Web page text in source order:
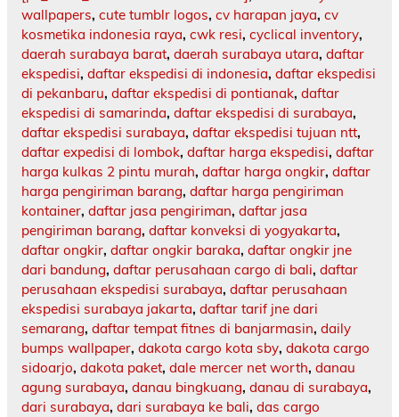
wallpapers, cute tumblr logos, cv harapan jaya, cv
kosmetika indonesia raya, cwk resi, cyclical inventory,
daerah surabaya barat, daerah surabaya utara, daftar
ekspedisi, daftar ekspedisi di indonesia, daftar ekspedisi
di pekanbaru, daftar ekspedisi di pontianak, daftar
ekspedisi di samarinda, daftar ekspedisi di surabaya,
daftar ekspedisi surabaya, daftar ekspedisi tujuan ntt,
daftar expedisi di lombok, daftar harga ekspedisi, daftar
harga kulkas 2 pintu murah, daftar harga ongkir, daftar
harga pengiriman barang, daftar harga pengiriman
kontainer, daftar jasa pengiriman, daftar jasa
pengiriman barang, daftar konveksi di yogyakarta,
daftar ongkir, daftar ongkir baraka, daftar ongkir jne
dari bandung, daftar perusahaan cargo di bali, daftar
perusahaan ekspedisi surabaya, daftar perusahaan
ekspedisi surabaya jakarta, daftar tarif jne dari
semarang, daftar tempat fitnes di banjarmasin, daily
bumps wallpaper, dakota cargo kota sby, dakota cargo
sidoarjo, dakota paket, dale mercer net worth, danau
agung surabaya, danau bingkuang, danau di surabaya,
dari surabaya, dari surabaya ke bali, das cargo